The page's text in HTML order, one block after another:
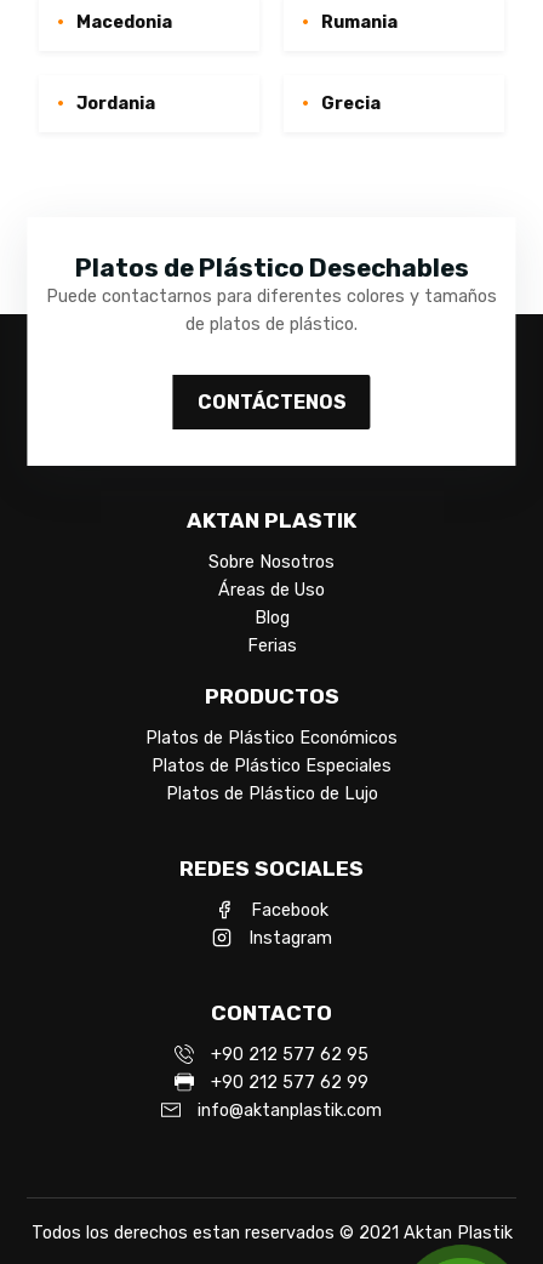
Macedonia Rumania
Jordania Grecia
Platos de Plástico Desechables
Puede contactarnos para diferentes colores y tamaños
de platos de plástico.
CONTÁCTENOS
AKTAN PLASTIK
Sobre Nosotros
Áreas de Uso
Blog
Ferias
PRODUCTOS
Platos de Plástico Económicos
Platos de Plástico Especiales
Platos de Plástico de Lujo
REDES SOCIALES
Facebook
Instagram
CONTACTO
+90 212 577 62 95
+90 212 577 62 99
info@aktanplastik.com
Todos los derechos estan reservados © 2021 Aktan Plastik